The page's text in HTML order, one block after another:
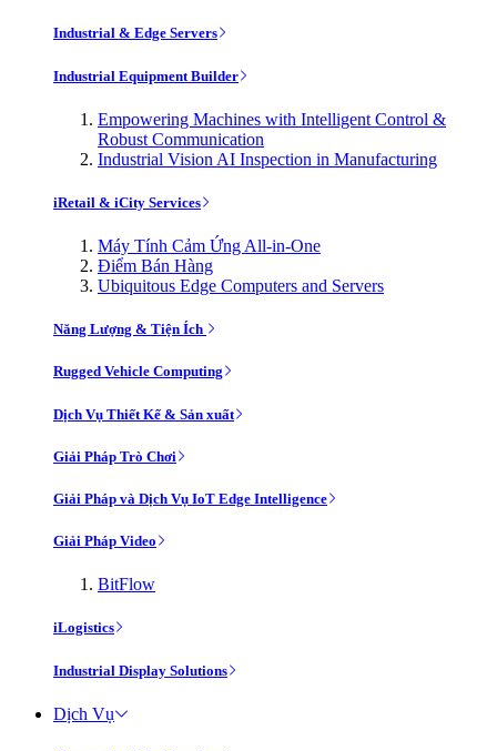
Industrial & Edge Servers
Industrial Equipment Builder
Empowering Machines with Intelligent Control &
Robust Communication
Industrial Vision AI Inspection in Manufacturing
iRetail & iCity Services
Máy Tính Cảm Ứng All-in-One
Điểm Bán Hàng
Ubiquitous Edge Computers and Servers
Năng Lượng & Tiện Ích
Rugged Vehicle Computing
Dịch Vụ Thiết Kế & Sản xuất
Giải Pháp Trò Chơi
Giải Pháp và Dịch Vụ IoT Edge Intelligence
Giải Pháp Video
BitFlow
iLogistics
Industrial Display Solutions
Dịch Vụ